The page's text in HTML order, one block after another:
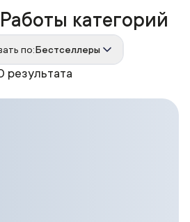
результата
категорий
по:Бестселлеры